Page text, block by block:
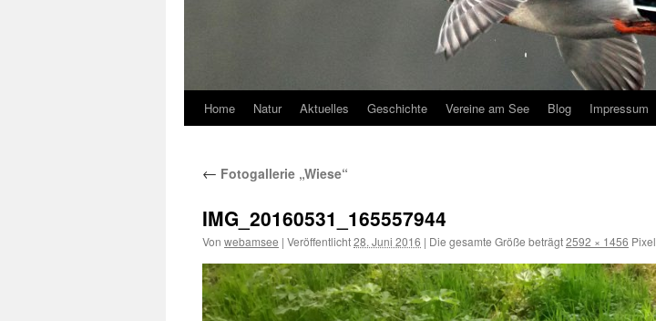
Zum
springen
Home Natur Aktuelles Geschichte Vereine am See Blog Impressum
← Fotogallerie „Wiese“
IMG_20160531_165557944
Von webamsee | Veröffentlicht28. Juni 2016 | Die gesamte Größe beträgt2592 × 1456 Pixel